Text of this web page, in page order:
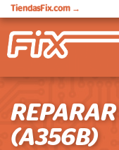
TiendasFix.com →
(A356B)